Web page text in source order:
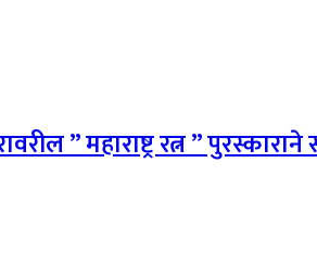
” महाराष्ट्र रत्न ” पुरस्काराने